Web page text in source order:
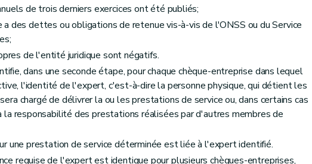
de trois derniers exercices ont été publiés;
a des dettes ou obligations de retenue vis-à-vis de l'ONSS ou du Service
de l'entité juridique sont négatifs.
dans une seconde étape, pour chaque chèque-entreprise dans lequel
l'identité de l'expert, c'est-à-dire la personne physique, qui détient les
chargé de délivrer la ou les prestations de service ou, dans certains cas
la responsabilité des prestations réalisées par d'autres membres de
une prestation de service déterminée est liée à l'expert identifié.
requise de l'expert est identique pour plusieurs chèques-entreprises,